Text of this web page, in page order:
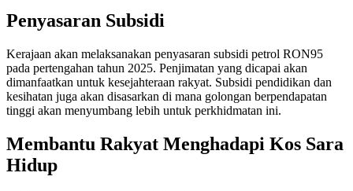
Penyasaran Subsidi
Kerajaan akan melaksanakan penyasaran subsidi petrol RON95
pada pertengahan tahun 2025. Penjimatan yang dicapai akan
dimanfaatkan untuk kesejahteraan rakyat. Subsidi pendidikan dan
kesihatan juga akan disasarkan di mana golongan berpendapatan
tinggi akan menyumbang lebih untuk perkhidmatan ini.
Membantu Rakyat Menghadapi Kos Sara
Hidup